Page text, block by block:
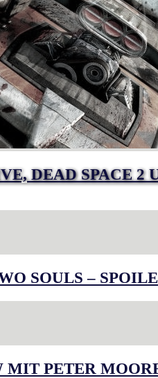
DEAD SPACE 2
SOULS –
MIT PETER